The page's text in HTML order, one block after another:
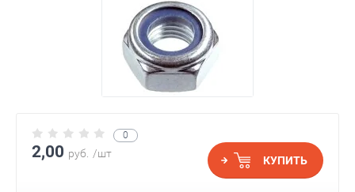
0
2,00 руб. /шт
КУПИТЬ